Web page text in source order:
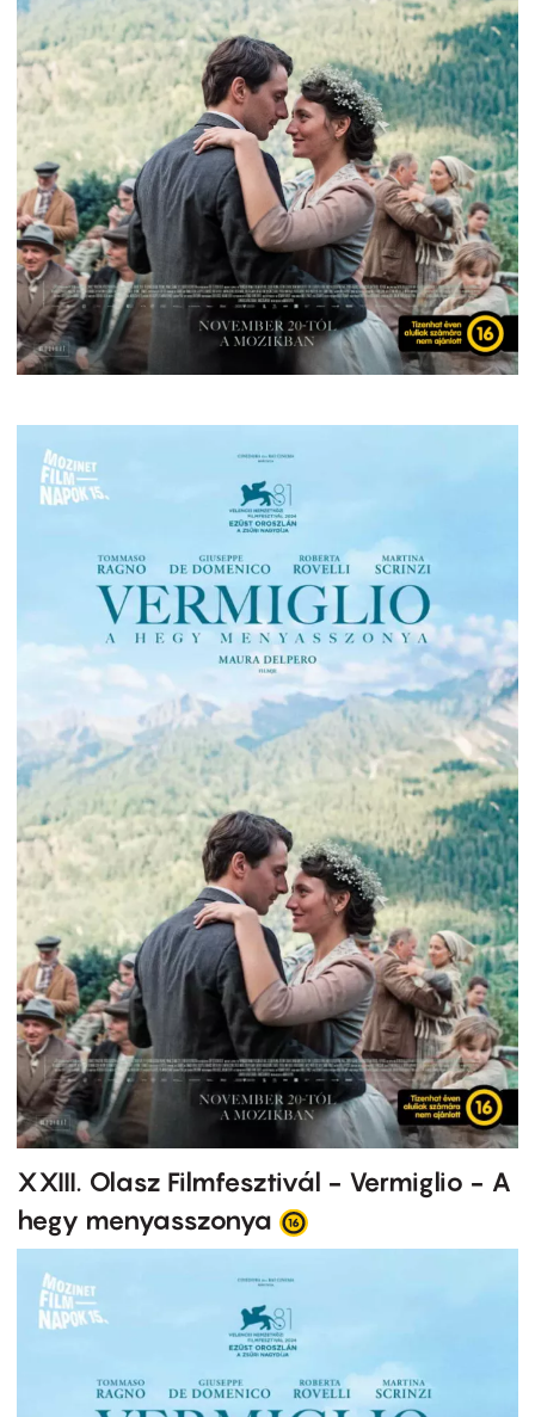
XXIII. Olasz Filmfesztivál - Vermiglio - A
hegy menyasszonya